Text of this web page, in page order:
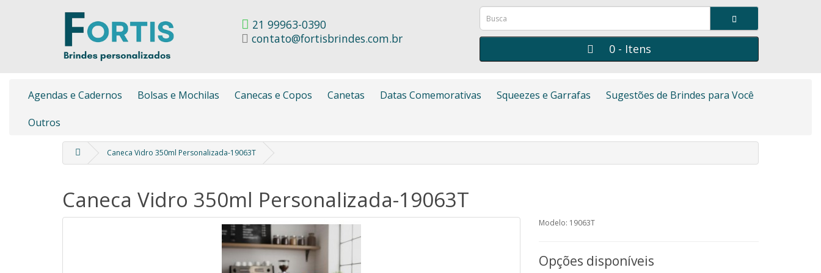
21 99963-0390
contato@fortisbrindes.com.br
0 - Itens
Agendas e Cadernos Bolsas e Mochilas Canecas e Copos Canetas Datas Comemorativas Squeezes e Garrafas Sugestões de Brindes para Você
Outros
Caneca Vidro 350ml Personalizada-19063T
Caneca Vidro 350ml Personalizada-19063T
Modelo: 19063T
Opções disponíveis